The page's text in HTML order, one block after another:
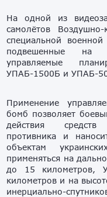
На одной из
самолётов
специальной
подвешенные на
управляемые
УПАБ-1500Б и УПАБ-
Применение
бомб позволяет
действия
противника и
объектам
применяться на
до 15 километров,
километров и на
инерциально-